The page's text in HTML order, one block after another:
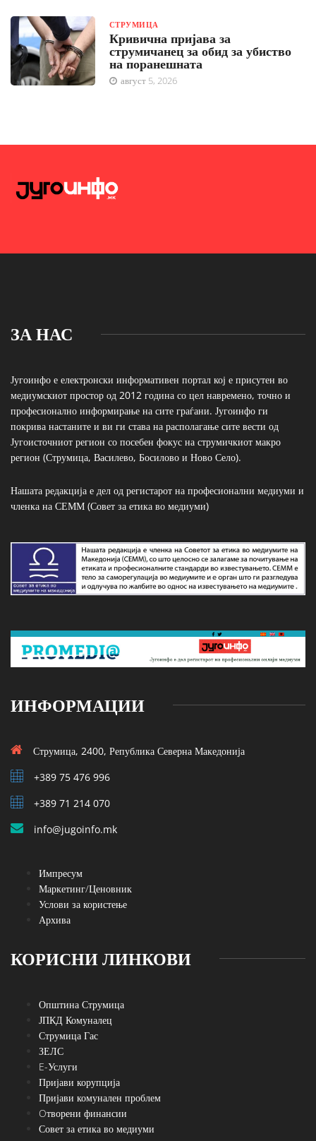
СТРУМИЦА
Кривична пријава за
струмичанец за обид за убиство
на поранешната
август 5, 2026
ЗА НАС
Југоинфо е електронски информативен портал кој е присутен во
медиумскиот простор од 2012 година со цел навремено, точно и
професионално информирање на сите граѓани. Југоинфо ги
покрива настаните и ви ги става на располагање сите вести од
Југоисточниот регион со посебен фокус на струмичкиот макро
регион (Струмица, Василево, Босилово и Ново Село).
Нашата редакција е дел од регистарот на професионални медиуми и
членка на СЕММ (Совет за етика во медиуми)
ИНФОРМАЦИИ
Струмица, 2400, Република Северна Македонија
+389 75 476 996
+389 71 214 070
info@jugoinfo.mk
Импресум
Маркетинг/Ценовник
Услови за користење
Архива
КОРИСНИ ЛИНКОВИ
Општина Струмица
ЈПКД Комуналец
Струмица Гас
ЗЕЛС
E-Услуги
Пријави корупција
Пријави комунален проблем
Oтворени финансии
Совет за етика во медиуми